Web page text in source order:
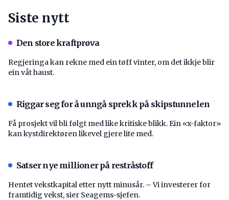
Siste nytt
Den store kraftprøva
Regjeringa kan rekne med ein tøff vinter, om det ikkje blir
ein våt haust.
Riggar seg for å unngå sprekk på skipstunnelen
Få prosjekt vil bli følgt med like kritiske blikk. Ein «x-faktor»
kan kystdirektøren likevel gjere lite med.
Satser nye millioner på restråstoff
Hentet vekstkapital etter nytt minusår. – Vi investerer for
framtidig vekst, sier Seagems-sjefen.